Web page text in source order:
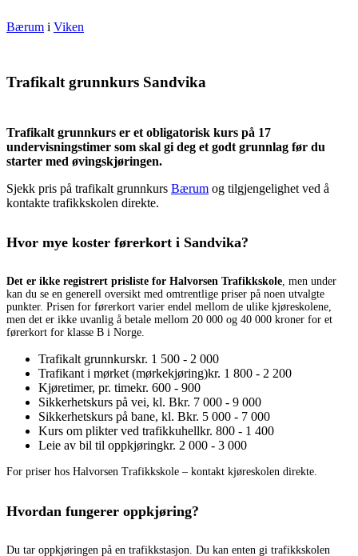
Bærum i Viken
Trafikalt grunnkurs Sandvika
Trafikalt grunnkurs er et obligatorisk kurs på 17
undervisningstimer som skal gi deg et godt grunnlag før du
starter med øvingskjøringen.
Sjekk pris på trafikalt grunnkurs Bærum og tilgjengelighet ved å
kontakte trafikkskolen direkte.
Hvor mye koster førerkort i Sandvika?
Det er ikke registrert prisliste for Halvorsen Trafikkskole, men under
kan du se en generell oversikt med omtrentlige priser på noen utvalgte
punkter. Prisen for førerkort varier endel mellom de ulike kjøreskolene,
men det er ikke uvanlig å betale mellom 20 000 og 40 000 kroner for et
førerkort for klasse B i Norge.
Trafikalt grunnkurskr. 1 500 - 2 000
Trafikant i mørket (mørkekjøring)kr. 1 800 - 2 200
Kjøretimer, pr. timekr. 600 - 900
Sikkerhetskurs på vei, kl. Bkr. 7 000 - 9 000
Sikkerhetskurs på bane, kl. Bkr. 5 000 - 7 000
Kurs om plikter ved trafikkuhellkr. 800 - 1 400
Leie av bil til oppkjøringkr. 2 000 - 3 000
For priser hos Halvorsen Trafikkskole – kontakt kjøreskolen direkte.
Hvordan fungerer oppkjøring?
Du tar oppkjøringen på en trafikkstasjon. Du kan enten gi trafikkskolen